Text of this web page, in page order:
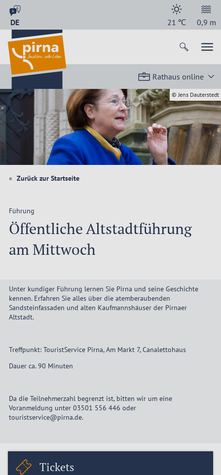
DE 21 ℃ 0,9 m
Rathaus online
© Jens Dauterstedt
Zurück zur Startseite
Führung
Öffentliche Altstadtführung
am Mittwoch
Unter kundiger Führung lernen Sie Pirna und seine Geschichte
kennen. Erfahren Sie alles über die atemberaubenden
Sandsteinfassaden und alten Kaufmannshäuser der Pirnaer
Altstadt.
Treffpunkt: TouristService Pirna, Am Markt 7, Canalettohaus
Dauer ca. 90 Minuten
Da die Teilnehmerzahl begrenzt ist, bitten wir um eine
Voranmeldung unter 03501 556 446 oder
touristservice@pirna.de.
Tickets